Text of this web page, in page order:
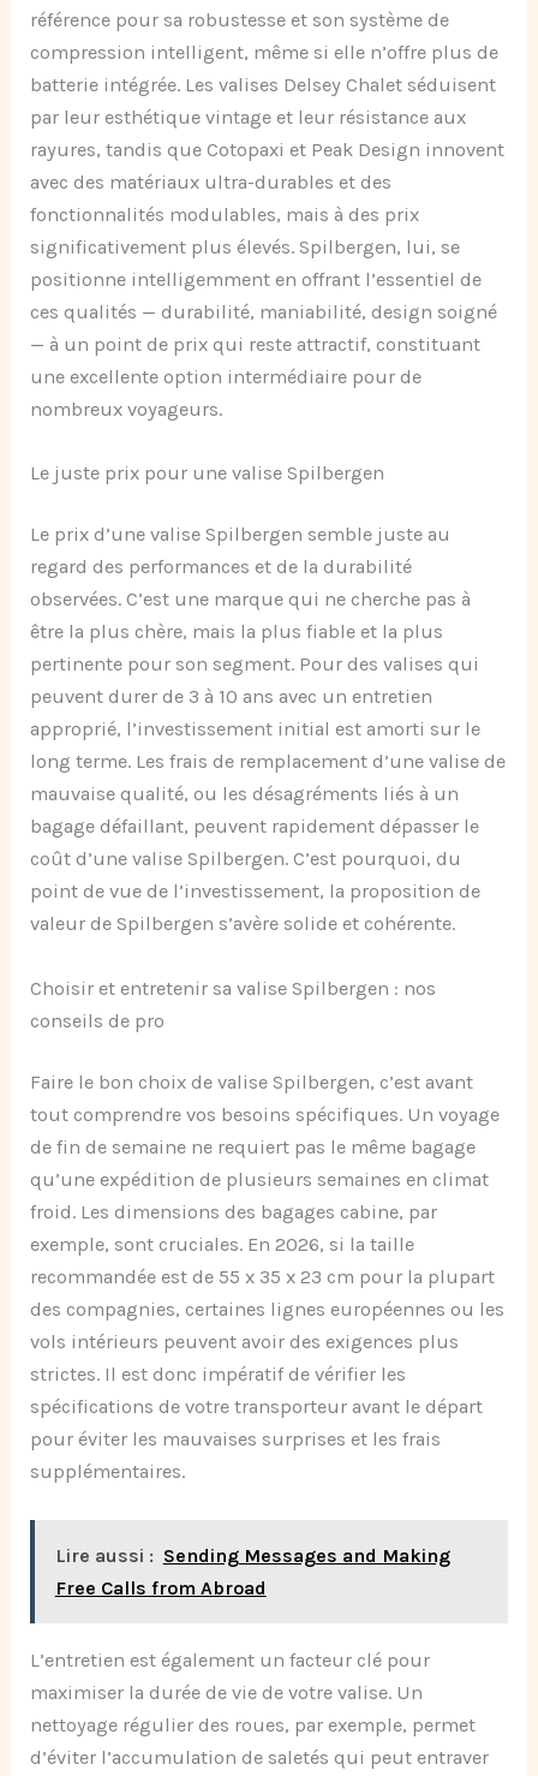
référence pour sa robustesse et son système de
compression intelligent, même si elle n’offre plus de
batterie intégrée. Les valises Delsey Chalet séduisent
par leur esthétique vintage et leur résistance aux
rayures, tandis que Cotopaxi et Peak Design innovent
avec des matériaux ultra-durables et des
fonctionnalités modulables, mais à des prix
significativement plus élevés. Spilbergen, lui, se
positionne intelligemment en offrant l’essentiel de
ces qualités — durabilité, maniabilité, design soigné
— à un point de prix qui reste attractif, constituant
une excellente option intermédiaire pour de
nombreux voyageurs.
Le juste prix pour une valise Spilbergen
Le prix d’une valise Spilbergen semble juste au
regard des performances et de la durabilité
observées. C’est une marque qui ne cherche pas à
être la plus chère, mais la plus fiable et la plus
pertinente pour son segment. Pour des valises qui
peuvent durer de 3 à 10 ans avec un entretien
approprié, l’investissement initial est amorti sur le
long terme. Les frais de remplacement d’une valise de
mauvaise qualité, ou les désagréments liés à un
bagage défaillant, peuvent rapidement dépasser le
coût d’une valise Spilbergen. C’est pourquoi, du
point de vue de l’investissement, la proposition de
valeur de Spilbergen s’avère solide et cohérente.
Choisir et entretenir sa valise Spilbergen : nos
conseils de pro
Faire le bon choix de valise Spilbergen, c’est avant
tout comprendre vos besoins spécifiques. Un voyage
de fin de semaine ne requiert pas le même bagage
qu’une expédition de plusieurs semaines en climat
froid. Les dimensions des bagages cabine, par
exemple, sont cruciales. En 2026, si la taille
recommandée est de 55 x 35 x 23 cm pour la plupart
des compagnies, certaines lignes européennes ou les
vols intérieurs peuvent avoir des exigences plus
strictes. Il est donc impératif de vérifier les
spécifications de votre transporteur avant le départ
pour éviter les mauvaises surprises et les frais
supplémentaires.
Lire aussi : Sending Messages and Making
Free Calls from Abroad
L’entretien est également un facteur clé pour
maximiser la durée de vie de votre valise. Un
nettoyage régulier des roues, par exemple, permet
d’éviter l’accumulation de saletés qui peut entraver